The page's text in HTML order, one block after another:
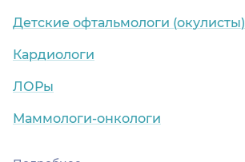
Детские офтальмологи (окулисты)
Кардиологи
ЛОРы
Маммологи-онкологи